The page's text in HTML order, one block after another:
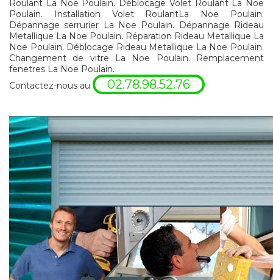
Roulant La Noe Poulain. Déblocage Volet Roulant La Noe
Poulain. Installation Volet RoulantLa Noe Poulain.
Dépannage serrurier La Noe Poulain. Dépannage Rideau
Metallique La Noe Poulain. Réparation Rideau Metallique La
Noe Poulain. Déblocage Rideau Metallique La Noe Poulain.
Changement de vitre La Noe Poulain. Remplacement
fenetres La Noe Poulain.
Contactez-nous au
02.78.98.52.76